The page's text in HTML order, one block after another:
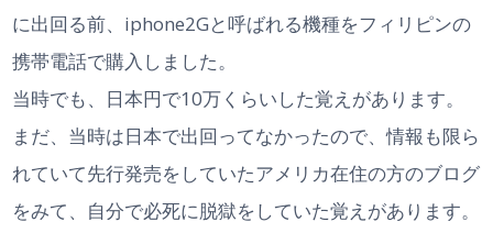
に出回る前、iphone2Gと呼ばれる機種をフィリピンの
携帯電話で購入しました。
当時でも、日本円で10万くらいした覚えがあります。
まだ、当時は日本で出回ってなかったので、情報も限ら
れていて先行発売をしていたアメリカ在住の方のブログ
をみて、自分で必死に脱獄をしていた覚えがあります。